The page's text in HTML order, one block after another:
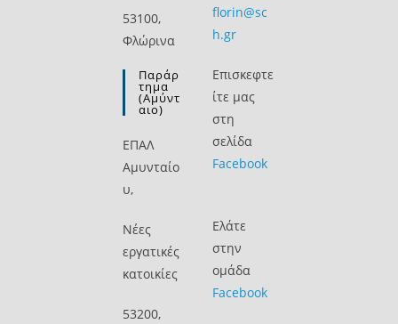
53100,
Φλώρινα
Παράρ
Τημα
(Αμύντ
Αιο)
ΕΠΑΛ
Αμυνταίο
υ,
Νέες
εργατικές
κατοικίες
53200,
florin@sc
h.gr
Επισκεφτε
ίτε μας
στη
σελίδα
Facebook
Ελάτε
στην
ομάδα
Facebook